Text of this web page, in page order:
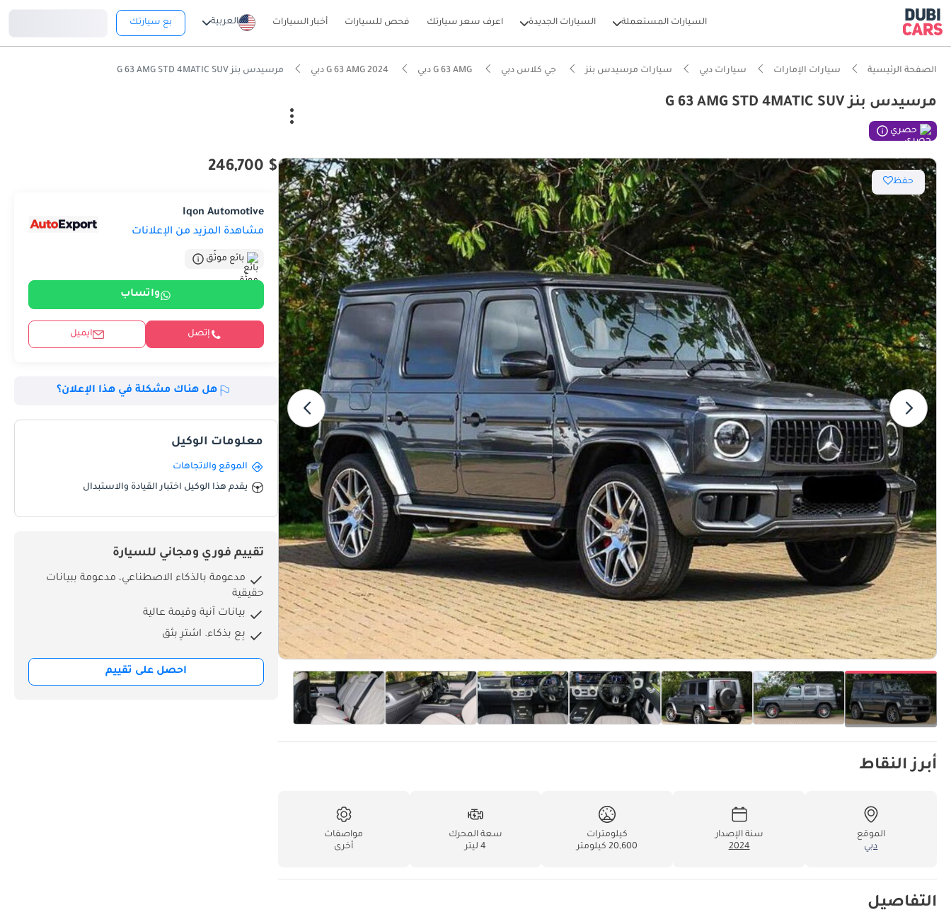
السيارات المستعملة السيارات الجديدة اعرف سعر سيارتك فحص للسيارات أخبار السيارات العربية بع سيارتك
الصفحة الرئيسية سيارات الإمارات سيارات دبي سيارات مرسيدس بنز جي كلاس دبي مرسيدس بنز G 63 AMG STD 4MATIC SUV
مرسيدس بنز G 63 AMG STD 4MATIC SUV
حصري
حفظ
أبرز النقاط
الموقع
دبي
سنة الإصدار
2024
كيلومترات
20,600 كيلومتر
سعة المحرك
4 ليتر
مواصفات
أخرى
التفاصيل
$ 246,700
Iqon Automotive
مشاهدة المزيد من الإعلانات
بائع موثّق
واتساب
إتصل ايميل
هل هناك مشكلة في هذا الإعلان؟
معلومات الوكيل
الموقع والاتجاهات
يقدم هذا الوكيل اختبار القيادة والاستبدال
تقييم فوري ومجاني للسيارة
مدعومة بالذكاء الاصطناعي، مدعومة ببيانات
حقيقية
بيانات آنية وقيمة عالية
بِع بذكاء. اشترِ بثق
احصل على تقييم
محرك مصنوع يدويًا
مصمم خصيصًا للطرق الوعرة
أقل معدل استهلاك في فئته